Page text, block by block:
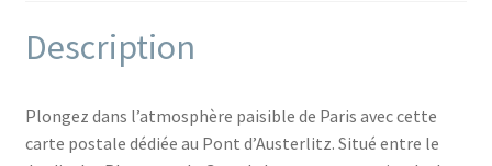
Description
Plongez dans l’atmosphère paisible de Paris avec cette
carte postale dédiée au Pont d’Austerlitz. Situé entre le